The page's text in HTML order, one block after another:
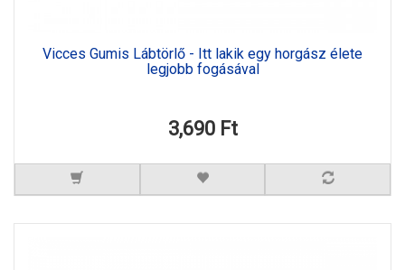
Vicces Gumis Lábtörlő - Itt lakik egy horgász élete
legjobb fogásával
3,690 Ft